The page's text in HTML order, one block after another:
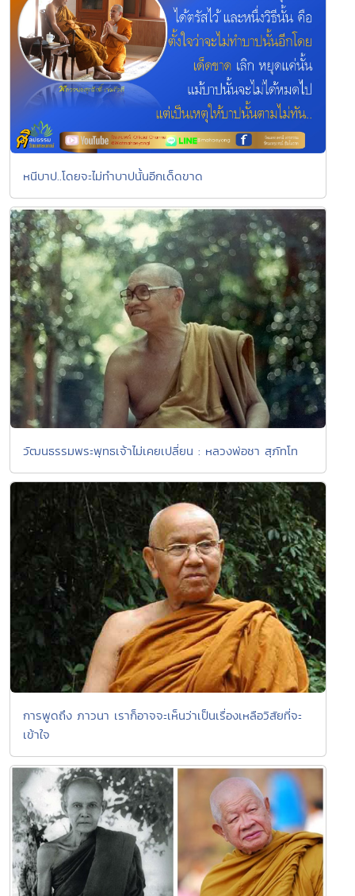
หนีบาป..โดยจะไม่ทำบาปนั้นอีกเด็ดขาด
วัฒนธรรมพระพุทธเจ้าไม่เคยเปลี่ยน : หลวงพ่อชา สุภัทโท
การพูดถึง ภาวนา เราก็อาจจะเห็นว่าเป็นเรื่องเหลือวิสัยที่จะ
เข้าใจ